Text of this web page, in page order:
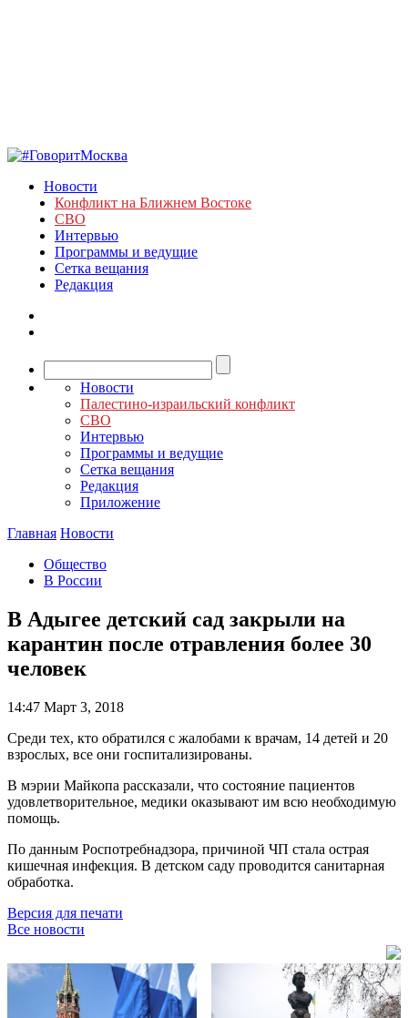
Новости
Конфликт на Ближнем Востоке
СВО
Интервью
Программы и ведущие
Сетка вещания
Редакция
Новости
Палестино-израильский конфликт
СВО
Интервью
Программы и ведущие
Сетка вещания
Редакция
Приложение
Главная Новости
Общество
В России
В Адыгее детский сад закрыли на
карантин после отравления более 30
человек
14:47 Март 3, 2018
Среди тех, кто обратился с жалобами к врачам, 14 детей и 20
взрослых, все они госпитализированы.
В мэрии Майкопа рассказали, что состояние пациентов
удовлетворительное, медики оказывают им всю необходимую
помощь.
По данным Роспотребнадзора, причиной ЧП стала острая
кишечная инфекция. В детском саду проводится санитарная
обработка.
Версия для печати
Все новости